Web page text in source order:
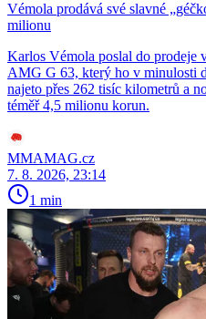
Vémola prodává své slavné
milionu
Karlos Vémola poslal do prodeje
AMG G 63, který ho v minulosti
najeto přes 262 tisíc kilometrů a
téměř 4,5 milionu korun.
MMAMAG.cz
7. 8. 2026, 23:14
1 min